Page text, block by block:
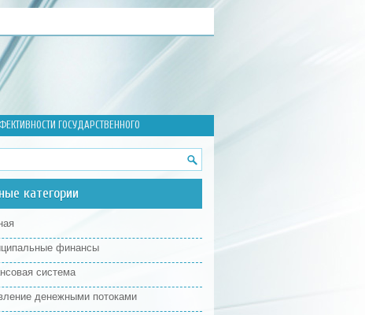
ГОСУДАРСТВЕННОГО
категории
финансы
система
денежными потоками